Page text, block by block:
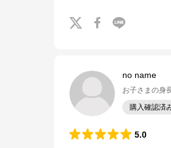
no name
お子さまの身
購入確認済
5.0